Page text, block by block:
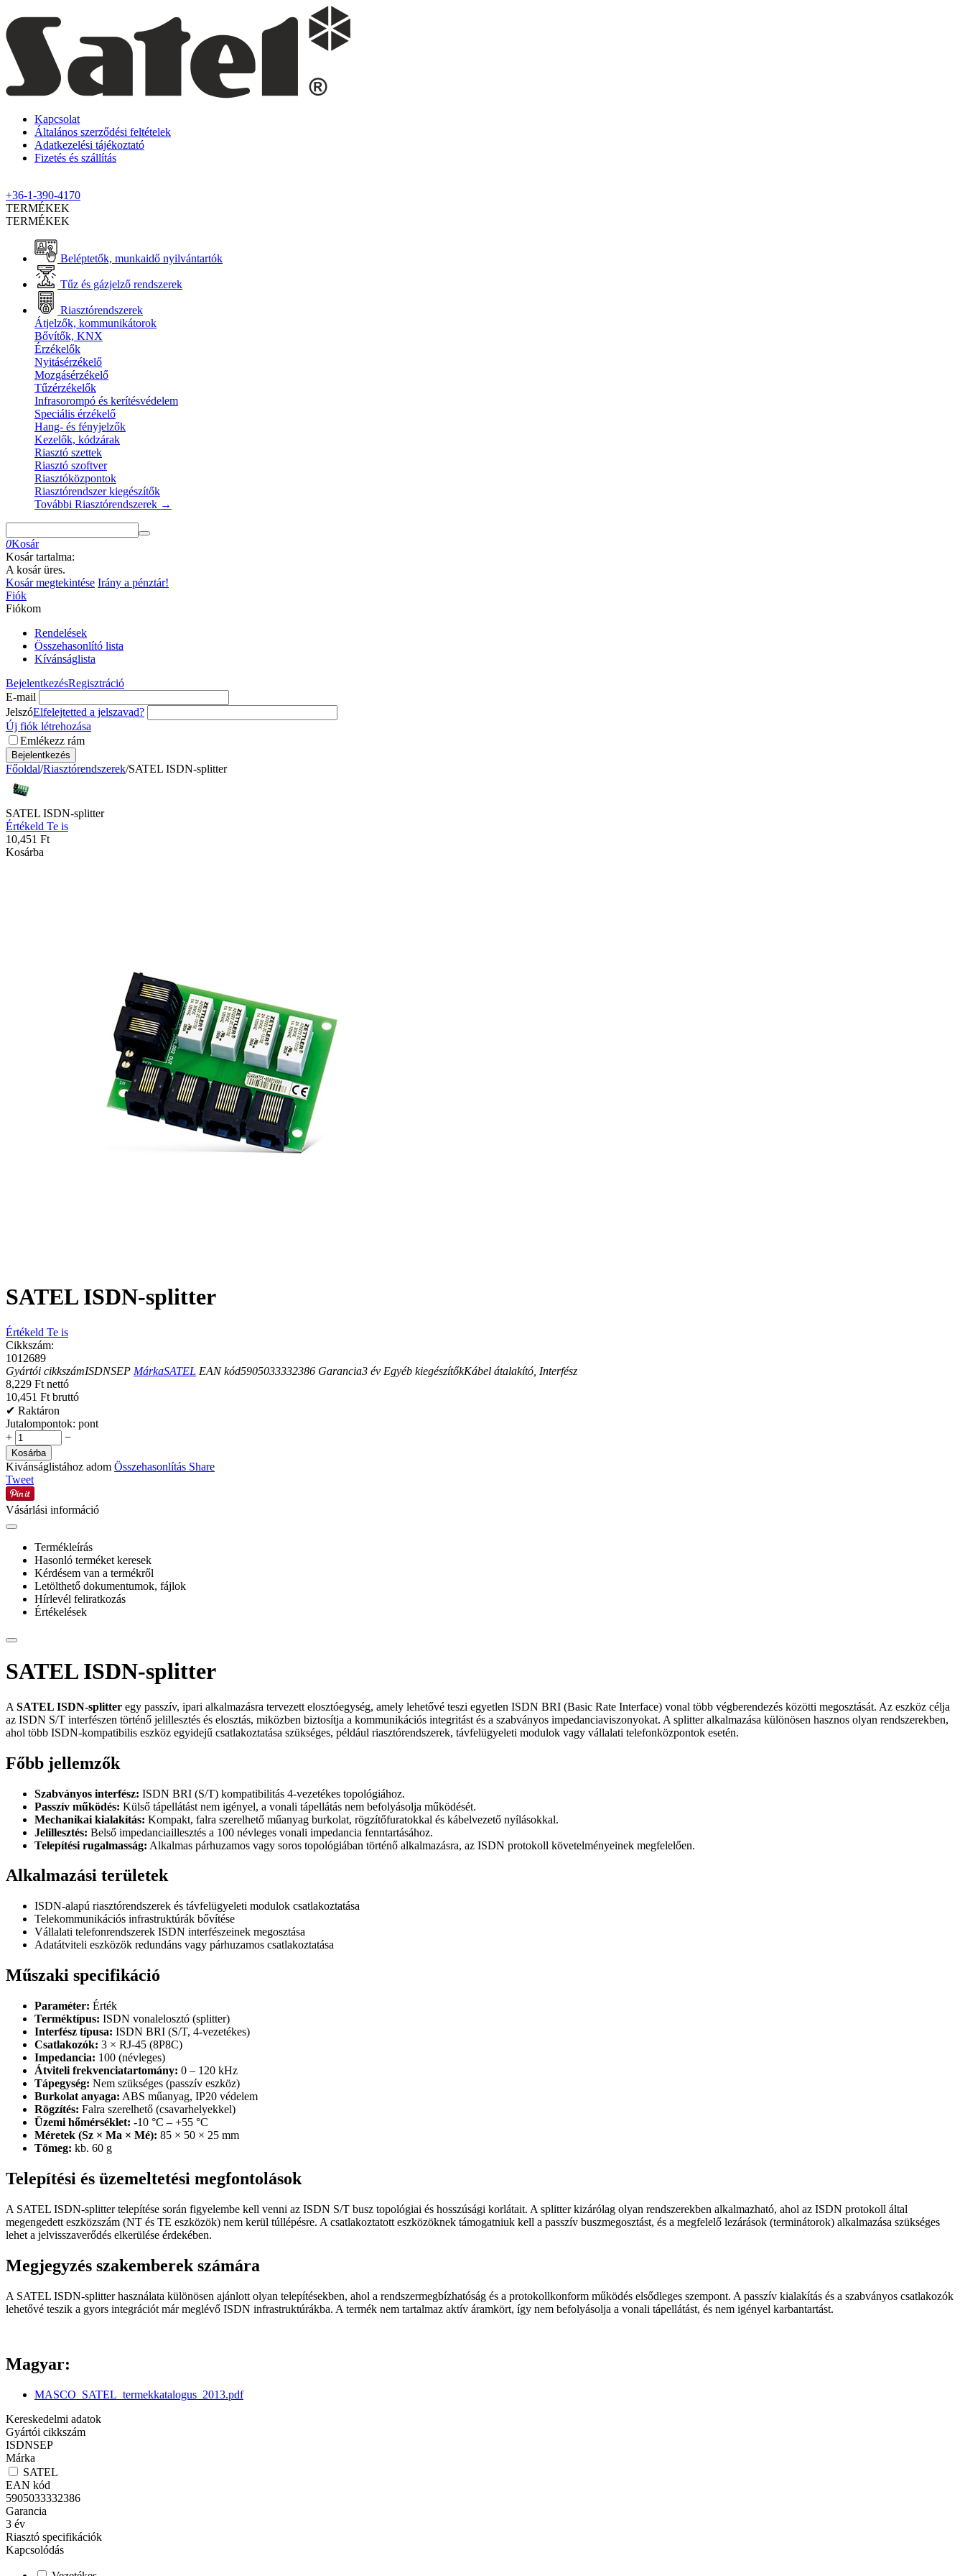
Kapcsolat
Általános szerződési feltételek
Adatkezelési tájékoztató
Fizetés és szállítás
+36-1-390-4170
TERMÉKEK
TERMÉKEK
Beléptetők, munkaidő nyilvántartók
Tűz és gázjelző rendszerek
Riasztórendszerek
Átjelzők, kommunikátorok
Bővítők, KNX
Érzékelők
Nyitásérzékelő
Mozgásérzékelő
Tűzérzékelők
Infrasorompó és kerítésvédelem
Speciális érzékelő
Hang- és fényjelzők
Kezelők, kódzárak
Riasztó szettek
Riasztó szoftver
Riasztóközpontok
Riasztórendszer kiegészítők
További Riasztórendszerek →
0Kosár
Kosár tartalma:
A kosár üres.
Kosár megtekintése Irány a pénztár!
Fiók
Fiókom
Rendelések
Összehasonlító lista
Kívánságlista
BejelentkezésRegisztráció
E-mail
JelszóElfelejtetted a jelszavad?
Új fiók létrehozása
Emlékezz rám
Bejelentkezés
Főoldal/Riasztórendszerek/SATEL ISDN-splitter
SATEL ISDN-splitter
Értékeld Te is
10,451 Ft
Kosárba
SATEL ISDN-splitter
Értékeld Te is
Cikkszám:
1012689
Gyártói cikkszámISDNSEP MárkaSATEL EAN kód5905033332386 Garancia3 év Egyéb kiegészítőkKábel átalakító, Interfész
8,229 Ft nettó
10,451 Ft bruttó
✔ Raktáron
Jutalompontok: pont
+
−
Kosárba
Kivánságlistához adom Összehasonlítás Share
Tweet
Vásárlási információ
Termékleírás
Hasonló terméket keresek
Kérdésem van a termékről
Letölthető dokumentumok, fájlok
Hírlevél feliratkozás
Értékelések
SATEL ISDN-splitter
A SATEL ISDN-splitter egy passzív, ipari alkalmazásra tervezett elosztóegység, amely lehetővé teszi egyetlen ISDN BRI (Basic Rate Interface) vonal több végberendezés közötti megosztását. Az eszköz célja
az ISDN S/T interfészen történő jelillesztés és elosztás, miközben biztosítja a kommunikációs integritást és a szabványos impedanciaviszonyokat. A splitter alkalmazása különösen hasznos olyan rendszerekben,
ahol több ISDN-kompatibilis eszköz egyidejű csatlakoztatása szükséges, például riasztórendszerek, távfelügyeleti modulok vagy vállalati telefonközpontok esetén.
Főbb jellemzők
Szabványos interfész: ISDN BRI (S/T) kompatibilitás 4-vezetékes topológiához.
Passzív működés: Külső tápellátást nem igényel, a vonali tápellátás nem befolyásolja működését.
Mechanikai kialakítás: Kompakt, falra szerelhető műanyag burkolat, rögzítőfuratokkal és kábelvezető nyílásokkal.
Jelillesztés: Belső impedanciaillesztés a 100 névleges vonali impedancia fenntartásához.
Telepítési rugalmasság: Alkalmas párhuzamos vagy soros topológiában történő alkalmazásra, az ISDN protokoll követelményeinek megfelelően.
Alkalmazási területek
ISDN-alapú riasztórendszerek és távfelügyeleti modulok csatlakoztatása
Telekommunikációs infrastruktúrák bővítése
Vállalati telefonrendszerek ISDN interfészeinek megosztása
Adatátviteli eszközök redundáns vagy párhuzamos csatlakoztatása
Műszaki specifikáció
Paraméter: Érték
Terméktípus: ISDN vonalelosztó (splitter)
Interfész típusa: ISDN BRI (S/T, 4-vezetékes)
Csatlakozók: 3 × RJ-45 (8P8C)
Impedancia: 100 (névleges)
Átviteli frekvenciatartomány: 0 – 120 kHz
Tápegység: Nem szükséges (passzív eszköz)
Burkolat anyaga: ABS műanyag, IP20 védelem
Rögzítés: Falra szerelhető (csavarhelyekkel)
Üzemi hőmérséklet: -10 °C – +55 °C
Méretek (Sz × Ma × Mé): 85 × 50 × 25 mm
Tömeg: kb. 60 g
Telepítési és üzemeltetési megfontolások
A SATEL ISDN-splitter telepítése során figyelembe kell venni az ISDN S/T busz topológiai és hosszúsági korlátait. A splitter kizárólag olyan rendszerekben alkalmazható, ahol az ISDN protokoll által
megengedett eszközszám (NT és TE eszközök) nem kerül túllépésre. A csatlakoztatott eszközöknek támogatniuk kell a passzív buszmegosztást, és a megfelelő lezárások (terminátorok) alkalmazása szükséges
lehet a jelvisszaverődés elkerülése érdekében.
Megjegyzés szakemberek számára
A SATEL ISDN-splitter használata különösen ajánlott olyan telepítésekben, ahol a rendszermegbízhatóság és a protokollkonform működés elsődleges szempont. A passzív kialakítás és a szabványos csatlakozók
lehetővé teszik a gyors integrációt már meglévő ISDN infrastruktúrákba. A termék nem tartalmaz aktív áramkört, így nem befolyásolja a vonali tápellátást, és nem igényel karbantartást.
Magyar:
MASCO_SATEL_termekkatalogus_2013.pdf
Kereskedelmi adatok
Gyártói cikkszám
ISDNSEP
Márka
SATEL
EAN kód
5905033332386
Garancia
3 év
Riasztó specifikációk
Kapcsolódás